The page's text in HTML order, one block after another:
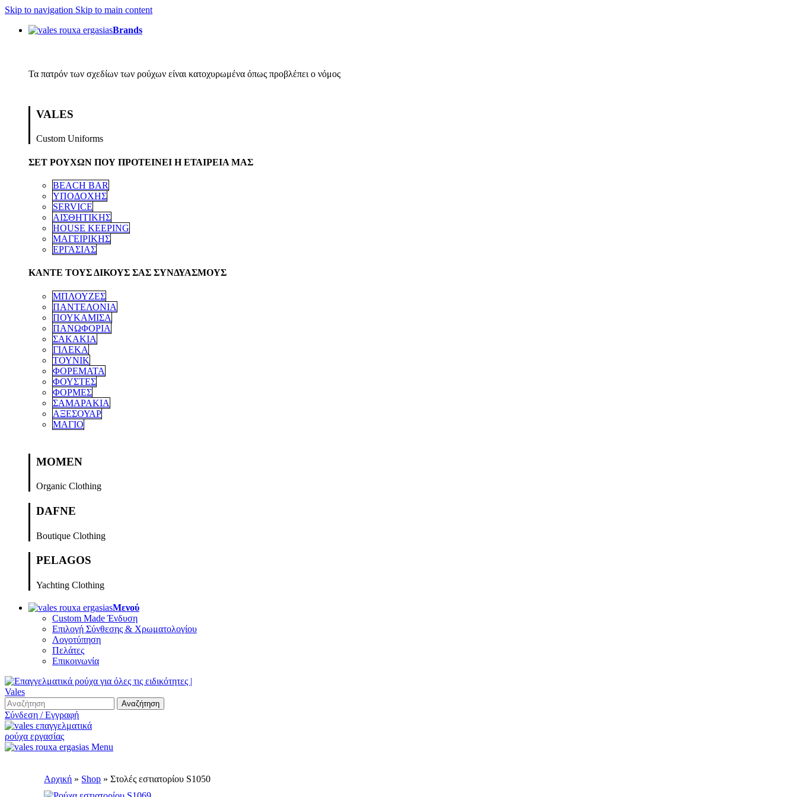
Skip to navigation Skip to main content
Brands
Τα πατρόν των σχεδίων των ρούχων είναι κατοχυρωμένα όπως προβλέπει ο νόμος
VALES
Custom Uniforms
ΣΕΤ ΡΟΥΧΩΝ ΠΟΥ ΠΡΟΤΕΙΝΕΙ Η ΕΤΑΙΡΕΙΑ ΜΑΣ
BEACH BAR
ΥΠΟΔΟΧΗΣ
SERVICE
ΑΙΣΘΗΤΙΚΗΣ
HOUSE KEEPING
ΜΑΓΕΙΡΙΚΗΣ
ΕΡΓΑΣΙΑΣ
ΚΑΝΤΕ ΤΟΥΣ ΔΙΚΟΥΣ ΣΑΣ ΣΥΝΔΥΑΣΜΟΥΣ
ΜΠΛΟΥΖΕΣ
ΠΑΝΤΕΛΟΝΙΑ
ΠΟΥΚΑΜΙΣΑ
ΠΑΝΩΦΟΡΙΑ
ΣΑΚΑΚΙΑ
ΓΙΛΕΚΑ
ΤΟΥΝΙΚ
ΦΟΡΕΜΑΤΑ
ΦΟΥΣΤΕΣ
ΦΟΡΜΕΣ
ΣΑΜΑΡΑΚΙΑ
ΑΞΕΣΟΥΑΡ
ΜΑΓΙΟ
MOMEN
Organic Clothing
DAFNE
Boutique Clothing
PELAGOS
Yachting Clothing
Μενού
Custom Made Ένδυση
Επιλογή Σύνθεσης & Χρωματολογίου
Λογοτύπηση
Πελάτες
Επικοινωνία
Αναζήτηση
Σύνδεση / Εγγραφή
Menu
Αρχική » Shop »Στολές εστιατορίου S1050